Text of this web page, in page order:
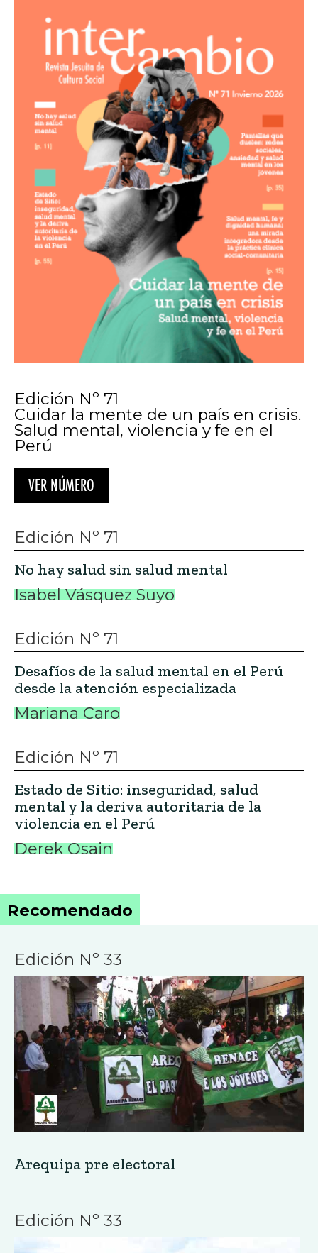
Edición Nº 71
Cuidar la mente de un país en crisis.
Salud mental, violencia y fe en el
Perú
VER NÚMERO
Edición Nº 71
No hay salud sin salud mental
Isabel Vásquez Suyo
Edición Nº 71
Desafíos de la salud mental en el Perú
desde la atención especializada
Mariana Caro
Edición Nº 71
Estado de Sitio: inseguridad, salud
mental y la deriva autoritaria de la
violencia en el Perú
Derek Osain
Recomendado
Edición Nº 33
Arequipa pre electoral
Edición Nº 33